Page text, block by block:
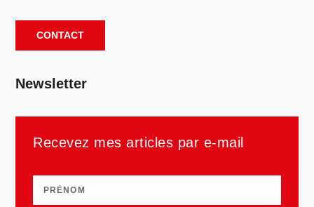
CONTACT
Newsletter
Recevez mes articles par e-mail